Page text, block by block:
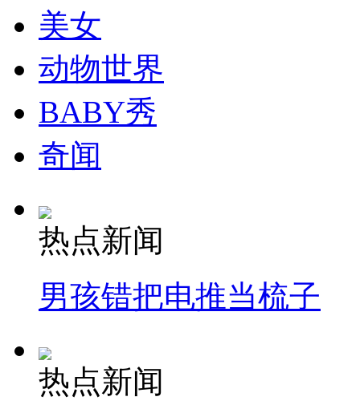
美女
动物世界
BABY秀
奇闻
热点新闻
男孩错把电推当梳子
热点新闻